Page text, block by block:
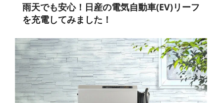
雨天でも安心！日産の電気自動車(EV)リーフ
を充電してみました！